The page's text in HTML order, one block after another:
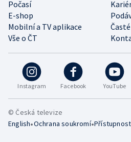
Instagram Facebook YouTube
Počasí
E-shop
Mobilní a TV aplikace
Vše o ČT
© Česká televize
English•Ochrana soukromí•Přístupnost